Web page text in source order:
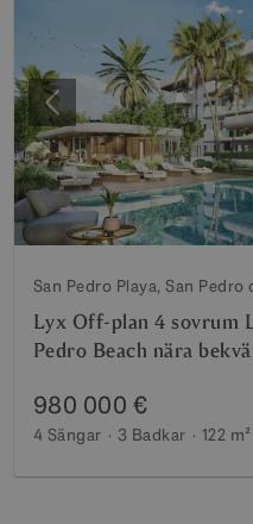
Föregående
San Pedro Playa, San Pedro
Lyx Off-plan 4 sovrum
Pedro Beach nära
980 000 €
4 Sängar 3 Badkar 122 m²